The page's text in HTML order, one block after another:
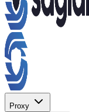
Proxy